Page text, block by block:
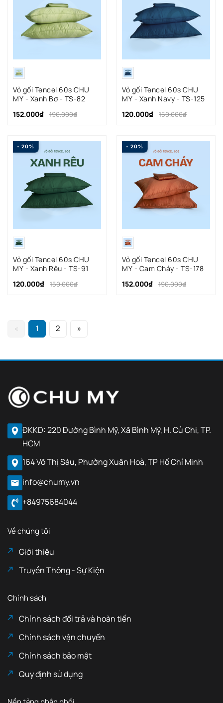
Vỏ gối Tencel 60s CHU
MY - Xanh Bơ - TS-82
152.000₫
190.000₫
Vỏ gối Tencel 60s CHU
MY - Xanh Navy - TS-125
120.000₫
150.000₫
- 20%
Vỏ gối Tencel 60s CHU
MY - Xanh Rêu - TS-91
120.000₫
150.000₫
- 20%
Vỏ gối Tencel 60s CHU
MY - Cam Cháy - TS-178
152.000₫
190.000₫
« 1 2 »
ĐKKD: 220 Đường Bình Mỹ, Xã Bình Mỹ, H. Củ Chi, TP.
HCM
164 Võ Thị Sáu, Phường Xuân Hoà, TP Hồ Chí Minh
info@chumy.vn
+84975684044
Về chúng tôi
Giới thiệu
Truyền Thông - Sự Kiện
Chính sách
Chính sách đổi trả và hoàn tiền
Chính sách vận chuyển
Chính sách bảo mật
Quy định sử dụng